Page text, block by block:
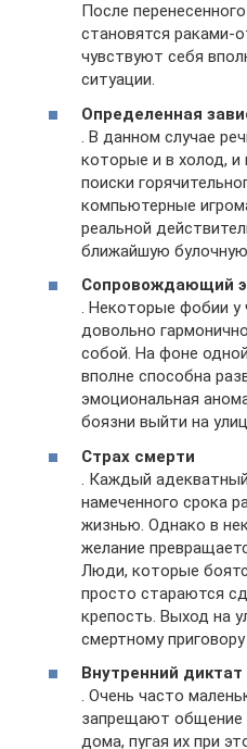
После
становятся раками-
чувствуют себя
ситуации.
Определенная
. В данном случае
которые и в холод,
поиски
компьютерные
реальной
ближайшую
Сопровождающий
. Некоторые фобии у
довольно
собой. На фоне
вполне способна
эмоциональная
боязни выйти на
Страх смерти
. Каждый
намеченного срока
жизнью. Однако в
желание
Люди, которые
просто стараются
крепость. Выход на
смертному приговору
Внутренний диктат
. Очень часто
запрещают общение
дома, пугая их при